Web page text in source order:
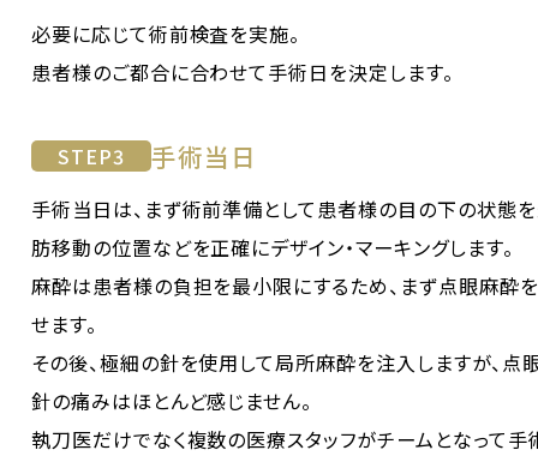
必要に応じて術前検査を実施。
患者様のご都合に合わせて手術日を決定します。
STEP3 手術当日
手術当日は、まず術前準備として患者様の目の下の状態
肪移動の位置などを正確にデザイン・マーキングします。
麻酔は患者様の負担を最小限にするため、まず点眼麻酔
せます。
その後、極細の針を使用して局所麻酔を注入しますが、点
針の痛みはほとんど感じません。
執刀医だけでなく複数の医療スタッフがチームとなって手